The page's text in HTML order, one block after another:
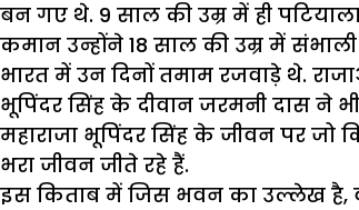
बन गए थे. 9 साल की उम्र में ही
कमान उन्होंने 18 साल की उम्र में
भारत में उन दिनों तमाम रजवाड़े थे.
भूपिंदर सिंह के दीवान जरमनी दास ने
महाराजा भूपिंदर सिंह के जीवन पर जो
भरा जीवन जीते रहे हैं.
इस किताब में जिस भवन का उल्लेख है,